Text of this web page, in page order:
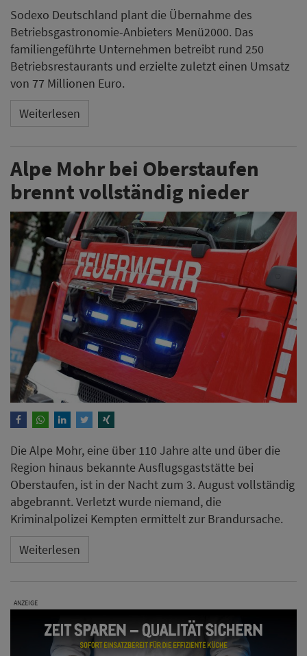
Sodexo Deutschland plant die Übernahme des
Betriebsgastronomie-Anbieters Menü2000. Das
familiengeführte Unternehmen betreibt rund 250
Betriebsrestaurants und erzielte zuletzt einen Umsatz
von 77 Millionen Euro.
Weiterlesen
Alpe Mohr bei Oberstaufen
brennt vollständig nieder
Die Alpe Mohr, eine über 110 Jahre alte und über die
Region hinaus bekannte Ausflugsgaststätte bei
Oberstaufen, ist in der Nacht zum 3. August vollständig
abgebrannt. Verletzt wurde niemand, die
Kriminalpolizei Kempten ermittelt zur Brandursache.
Weiterlesen
ANZEIGE